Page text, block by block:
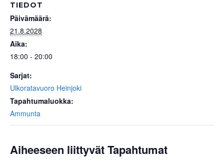
TIEDOT
Päivämäärä:
21.8.2028
Aika:
18:00 - 20:00
Sarjat:
Ulkoratavuoro Heinjoki
Tapahtumaluokka:
Ammunta
Aiheeseen liittyvät Tapahtumat